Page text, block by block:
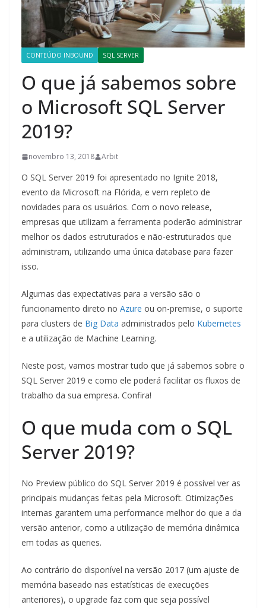
CONTEÚDO INBOUND SQL SERVER
O que já sabemos sobre
o Microsoft SQL Server
2019?
novembro 13, 2018 Arbit
O SQL Server 2019 foi apresentado no Ignite 2018,
evento da Microsoft na Flórida, e vem repleto de
novidades para os usuários. Com o novo release,
empresas que utilizam a ferramenta poderão administrar
melhor os dados estruturados e não-estruturados que
administram, utilizando uma única database para fazer
isso.
Algumas das expectativas para a versão são o
funcionamento direto no Azure ou on-premise, o suporte
para clusters de Big Data administrados pelo Kubernetes
e a utilização de Machine Learning.
Neste post, vamos mostrar tudo que já sabemos sobre o
SQL Server 2019 e como ele poderá facilitar os fluxos de
trabalho da sua empresa. Confira!
O que muda com o SQL
Server 2019?
No Preview público do SQL Server 2019 é possível ver as
principais mudanças feitas pela Microsoft. Otimizações
internas garantem uma performance melhor do que a da
versão anterior, como a utilização de memória dinâmica
em todas as queries.
Ao contrário do disponível na versão 2017 (um ajuste de
memória baseado nas estatísticas de execuções
anteriores), o upgrade faz com que seja possível